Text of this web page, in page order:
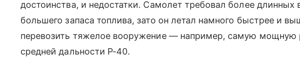
достоинства, и недостатки. Самолет требовал более длинных
большего запаса топлива, зато он летал намного быстрее и
перевозить тяжелое вооружение — например, самую мощную
средней дальности Р-40.